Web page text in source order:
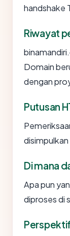
handshake
Riwayat
Domain
dengan
Putusan
Di mana
Apa pun
diproses di